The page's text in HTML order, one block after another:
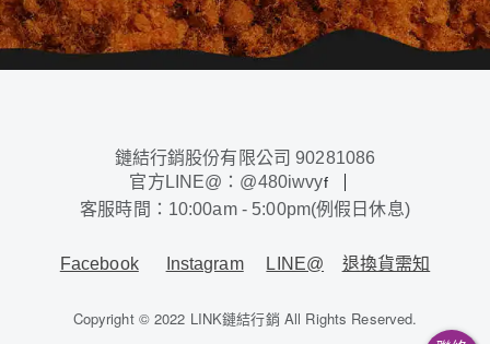
鏈結行銷股份有限公司 90281086
官方LINE@：@480iwvyf
客服時間：10:00am - 5:00pm(例假日休息)
Facebook Instagram LINE@ 退換貨需知
Copyright © 2022 LINK鏈結行銷 All Rights Reserved.